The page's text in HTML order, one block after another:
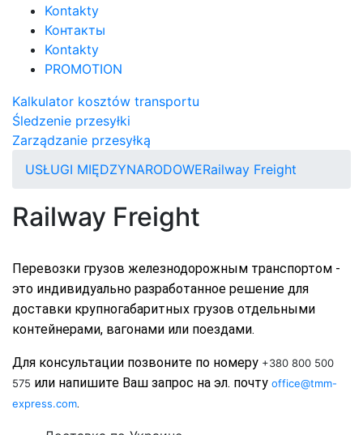
Kontakty
Контакты
Kontakty
PROMOTION
Kalkulator kosztów transportu
Śledzenie przesyłki
Zarządzanie przesyłką
USŁUGI MIĘDZYNARODOWERailway Freight
Railway Freight
Перевозки грузов железнодорожным транспортом -
это индивидуально разработанное решение для
доставки крупногабаритных грузов отдельными
контейнерами, вагонами или поездами.
Для консультации позвоните по номеру +380 800 500
575 или напишите Ваш запрос на эл. почту office@tmm-
express.com.